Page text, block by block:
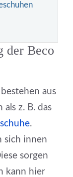
der Beco
aus
z. B. das
.
sich innen
sorgen
kann hier